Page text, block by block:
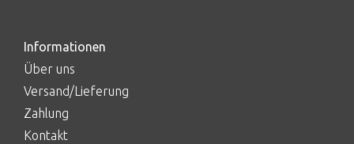
Informationen
Über uns
Versand/Lieferung
Zahlung
Kontakt